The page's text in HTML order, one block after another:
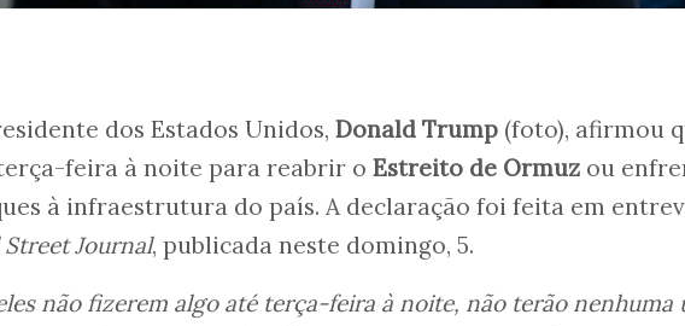
dos Estados Unidos, Donald Trump (foto), afirmou
feira à noite para reabrir o Estreito de Ormuz ou
à infraestrutura do país. A declaração foi feita em
Street Journal, publicada neste domingo, 5.
não fizerem algo até terça-feira à noite, não terão nenhuma